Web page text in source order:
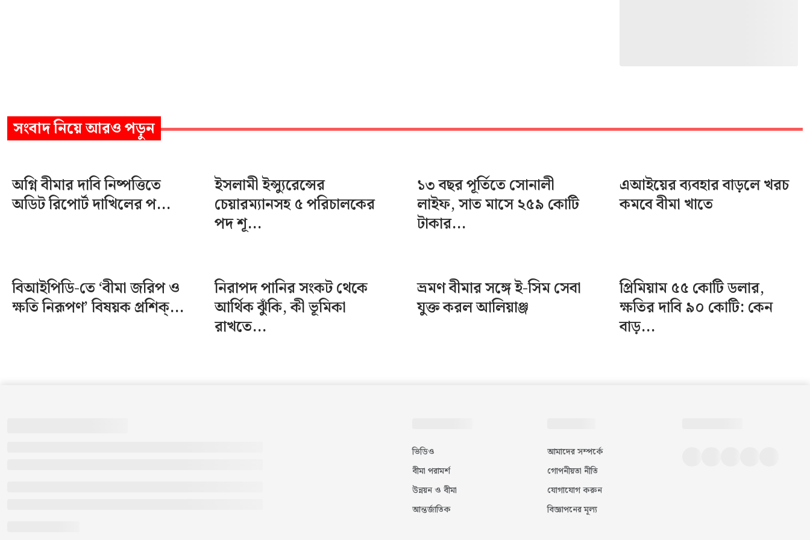
সংবাদনিয়ে আরও পড়ুন
অগ্নি বীমার দাবি নিষ্পত্তিতে
অডিট রিপোর্ট দাখিলের প...
ইসলামী ইন্স্যুরেন্সের
চেয়ারম্যানসহ ৫ পরিচালকের
পদ শূ...
১৩ বছর পূর্তিতে সোনালী
লাইফ, সাত মাসে ২৫৯ কোটি
টাকার...
এআইয়ের ব্যবহার বাড়লে খরচ
কমবে বীমা খাতে
বিআইপিডি-তে ‘বীমা জরিপ ও
ক্ষতি নিরূপণ’ বিষয়ক প্রশিক্...
নিরাপদ পানির সংকট থেকে
আর্থিক ঝুঁকি, কী ভূমিকা
রাখতে...
ভ্রমণ বীমার সঙ্গে ই-সিম সেবা
যুক্ত করল আলিয়াঞ্জ
প্রিমিয়াম ৫৫ কোটি ডলার,
ক্ষতির দাবি ৯০ কোটি: কেন
বাড়...
ভিডিও
বীমা পরামর্শ
উন্নয়ন ও বীমা
আন্তর্জাতিক
আমাদের সম্পর্কে
গোপনীয়তা নীতি
যোগাযোগ করুন
বিজ্ঞাপনের মূল্য